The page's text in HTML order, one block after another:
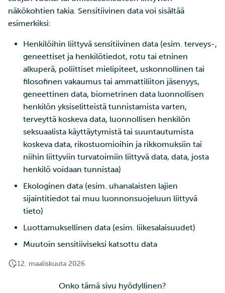
näkökohtien takia. Sensitiivinen data voi sisältää
esimerkiksi:
Henkilöihin liittyvä sensitiivinen data (esim. terveys-,
geneettiset ja henkilötiedot, rotu tai etninen
alkuperä, poliittiset mielipiteet, uskonnollinen tai
filosofinen vakaumus tai ammattiliiton jäsenyys,
geneettinen data, biometrinen data luonnollisen
henkilön yksiselitteistä tunnistamista varten,
terveyttä koskeva data, luonnollisen henkilön
seksuaalista käyttäytymistä tai suuntautumista
koskeva data, rikostuomioihin ja rikkomuksiin tai
niihin liittyviin turvatoimiin liittyvä data, data, josta
henkilö voidaan tunnistaa)
Ekologinen data (esim. uhanalaisten lajien
sijaintitiedot tai muu luonnonsuojeluun liittyvä
tieto)
Luottamuksellinen data (esim. liikesalaisuudet)
Muutoin sensitiiviseksi katsottu data
12. maaliskuuta 2026
Onko tämä sivu hyödyllinen?